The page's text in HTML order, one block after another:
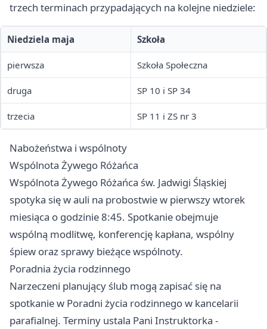
trzech terminach przypadających na kolejne niedziele:
Niedziela maja Szkoła
pierwsza Szkoła Społeczna
druga SP 10 i SP 34
trzecia SP 11 i ZS nr 3
Nabożeństwa i wspólnoty
Wspólnota Żywego Różańca
Wspólnota Żywego Różańca św. Jadwigi Śląskiej
spotyka się w auli na probostwie w pierwszy wtorek
miesiąca o godzinie 8:45. Spotkanie obejmuje
wspólną modlitwę, konferencję kapłana, wspólny
śpiew oraz sprawy bieżące wspólnoty.
Poradnia życia rodzinnego
Narzeczeni planujący ślub mogą zapisać się na
spotkanie w Poradni życia rodzinnego w kancelarii
parafialnej. Terminy ustala Pani Instruktorka -